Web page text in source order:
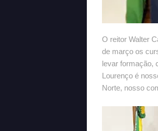
O reitor Walter
de março os
levar formação,
Lourenço é
Norte, nosso